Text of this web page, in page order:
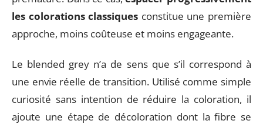
les colorations classiques constitue une première
approche, moins coûteuse et moins engageante.
Le blended grey n’a de sens que s’il correspond à
une envie réelle de transition. Utilisé comme simple
curiosité sans intention de réduire la coloration, il
ajoute une étape de décoloration dont la fibre se